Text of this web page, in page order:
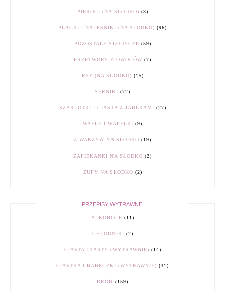
PIEROGI (NA SŁODKO) (3)
PLACKI I NALEŚNIKI (NA SŁODKO) (96)
POZOSTAŁE SŁODYCZE (59)
PRZETWORY Z OWOCÓW (7)
RYŻ (NA SŁODKO) (15)
SERNIKI (72)
SZARLOTKI I CIASTA Z JABŁKAMI (27)
WAFLE I WAFELKI (9)
Z WARZYW NA SŁODKO (19)
ZAPIEKANKI NA SŁODKO (2)
ZUPY NA SŁODKO (2)
PRZEPISY WYTRAWNE:
ALKOHOLE (11)
CHŁODNIKI (2)
CIASTA I TARTY (WYTRAWNIE) (14)
CIASTKA I BABECZKI (WYTRAWNIE) (31)
DRÓB (159)